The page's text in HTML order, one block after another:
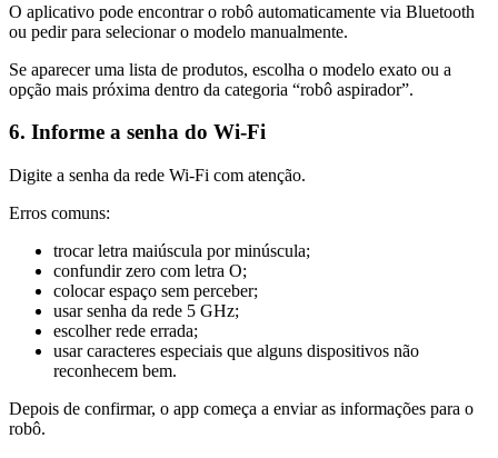
O aplicativo pode encontrar o robô automaticamente via Bluetooth
ou pedir para selecionar o modelo manualmente.
Se aparecer uma lista de produtos, escolha o modelo exato ou a
opção mais próxima dentro da categoria “robô aspirador”.
6. Informe a senha do Wi-Fi
Digite a senha da rede Wi-Fi com atenção.
Erros comuns:
trocar letra maiúscula por minúscula;
confundir zero com letra O;
colocar espaço sem perceber;
usar senha da rede 5 GHz;
escolher rede errada;
usar caracteres especiais que alguns dispositivos não
reconhecem bem.
Depois de confirmar, o app começa a enviar as informações para o
robô.